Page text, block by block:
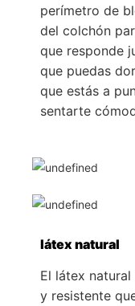
perímetro de
del colchón
que responde
que puedas
que estás a
sentarte
látex natural
El látex
y resistente